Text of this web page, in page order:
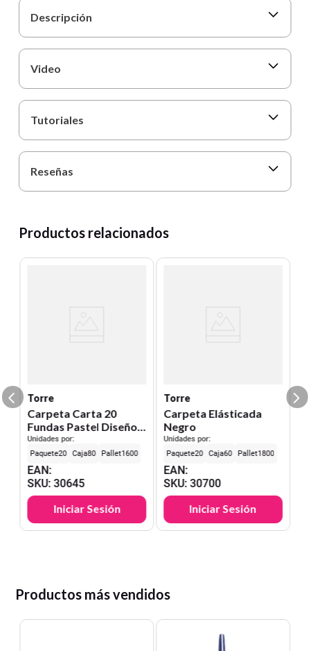
Descripción
Video
Tutoriales
Reseñas
Productos relacionados
Torre
Carpeta Carta 20
Fundas Pastel Diseño
eño
Unidades por:
20
80 1600
EAN:
SKU:30645
Iniciar Sesión
Torre
Carpeta Elásticada
Negro
Unidades por:
20
60 1800
EAN:
SKU:30700
Iniciar Sesión
Productos más vendidos